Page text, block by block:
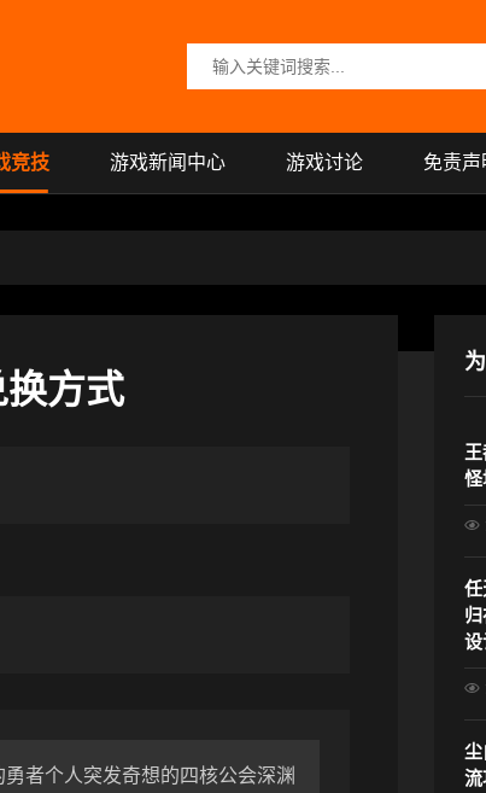
搜索关键词
竞技 游戏新闻中心 游戏讨论 免责声
方式
勇者个人突发奇想的四核公会深渊
怪
任
设
尘
流